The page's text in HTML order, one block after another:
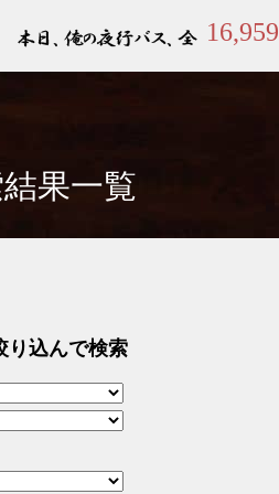
16,959
果一覧
り込んで検索